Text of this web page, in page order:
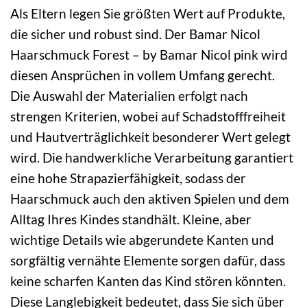
Als Eltern legen Sie größten Wert auf Produkte,
die sicher und robust sind. Der Bamar Nicol
Haarschmuck Forest – by Bamar Nicol pink wird
diesen Ansprüchen in vollem Umfang gerecht.
Die Auswahl der Materialien erfolgt nach
strengen Kriterien, wobei auf Schadstofffreiheit
und Hautverträglichkeit besonderer Wert gelegt
wird. Die handwerkliche Verarbeitung garantiert
eine hohe Strapazierfähigkeit, sodass der
Haarschmuck auch den aktiven Spielen und dem
Alltag Ihres Kindes standhält. Kleine, aber
wichtige Details wie abgerundete Kanten und
sorgfältig vernähte Elemente sorgen dafür, dass
keine scharfen Kanten das Kind stören könnten.
Diese Langlebigkeit bedeutet, dass Sie sich über